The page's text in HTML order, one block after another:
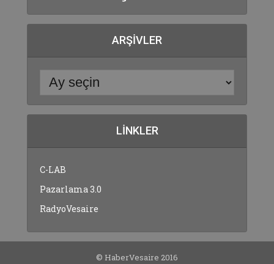
ARŞIVLER
LINKLER
C-LAB
Pazarlama 3.0
RadyoVesaire
© HaberVesaire 2016